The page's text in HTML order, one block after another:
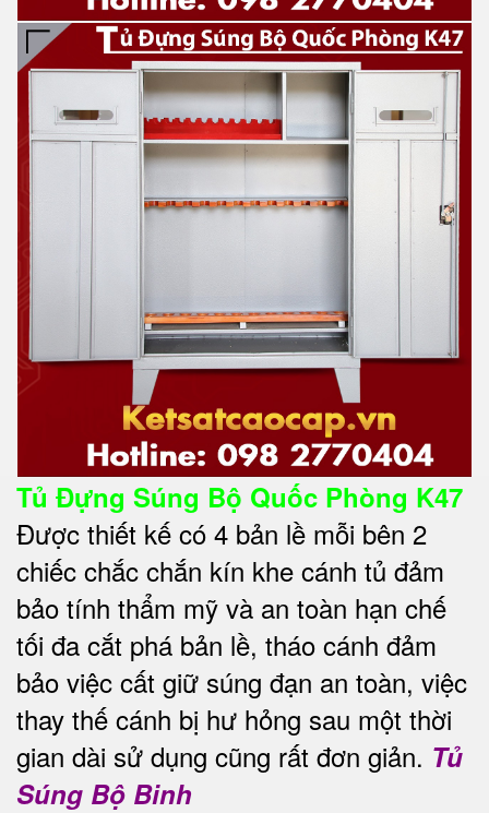
Tủ Đựng Súng Bộ Quốc Phòng K47
Được thiết kế có 4 bản lề mỗi bên 2
chiếc chắc chắn kín khe cánh tủ đảm
bảo tính thẩm mỹ và an toàn hạn chế
tối đa cắt phá bản lề, tháo cánh đảm
bảo việc cất giữ súng đạn an toàn, việc
thay thế cánh bị hư hỏng sau một thời
gian dài sử dụng cũng rất đơn giản. Tủ
Súng Bộ Binh